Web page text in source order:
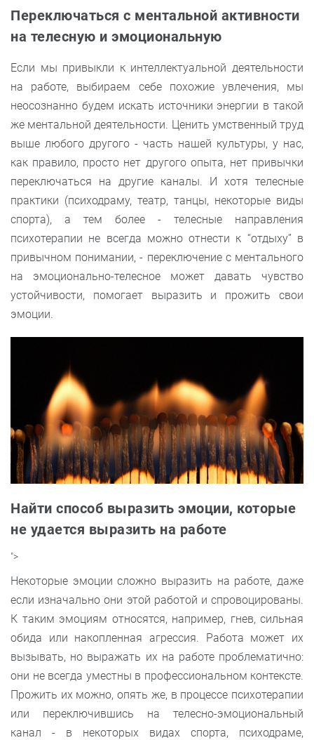
Переключаться с ментальной активности
на телесную и эмоциональную
Если мы привыкли к интеллектуальной деятельности
на работе, выбираем себе похожие увлечения, мы
неосознанно будем искать источники энергии в такой
же ментальной деятельности. Ценить умственный труд
выше любого другого - часть нашей культуры, у нас,
как правило, просто нет другого опыта, нет привычки
переключаться на другие каналы. И хотя телесные
практики (психодраму, театр, танцы, некоторые виды
спорта), а тем более - телесные направления
психотерапии не всегда можно отнести к “отдыху” в
привычном понимании, - переключение с ментального
на эмоционально-телесное может давать чувство
устойчивости, помогает выразить и прожить свои
эмоции.
Найти способ выразить эмоции, которые
не удается выразить на работе
">
Некоторые эмоции сложно выразить на работе, даже
если изначально они этой работой и спровоцированы.
К таким эмоциям относятся, например, гнев, сильная
обида или накопленная агрессия. Работа может их
вызывать, но выражать их на работе проблематично:
они не всегда уместны в профессиональном контексте.
Прожить их можно, опять же, в процессе психотерапии
или переключившись на телесно-эмоциональный
канал - в некоторых видах спорта, психодраме,